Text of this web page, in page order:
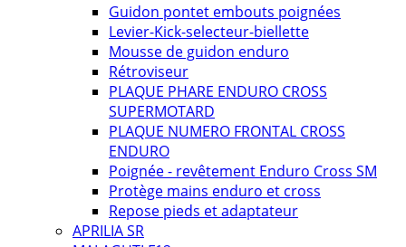
Guidon pontet embouts poignées
Levier-Kick-selecteur-biellette
Mousse de guidon enduro
Rétroviseur
PLAQUE PHARE ENDURO CROSS
SUPERMOTARD
PLAQUE NUMERO FRONTAL CROSS
ENDURO
Poignée - revêtement Enduro Cross SM
Protège mains enduro et cross
Repose pieds et adaptateur
APRILIA SR